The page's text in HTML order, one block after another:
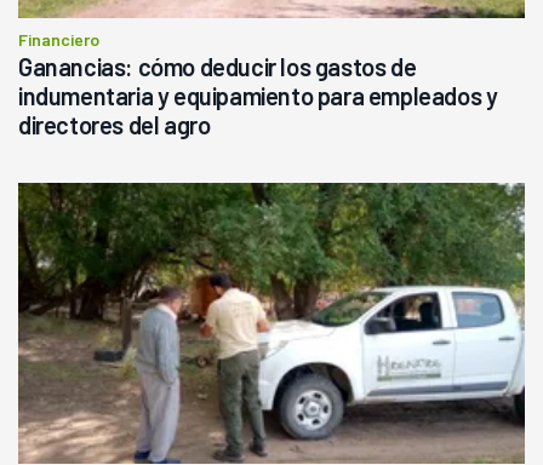
Financiero
Ganancias: cómo deducir los gastos de
indumentaria y equipamiento para empleados y
directores del agro